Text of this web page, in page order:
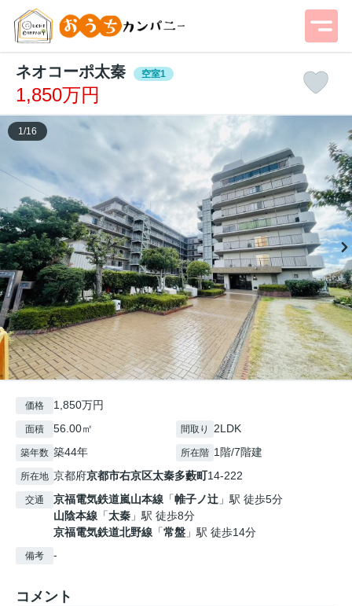
ネオコーポ太秦 空室1
1,850万円
1 /16
価格 1,850万円
面積 56.00㎡ 間取り 2LDK
築年数 築44年 所在階 1階/7階建
所在地 京都府京都市右京区太秦多藪町14-222
交通 京福電気鉄道嵐山本線 「帷子ノ辻 」駅 徒歩5分
山陰本線 「太秦 」駅 徒歩8分
京福電気鉄道北野線 「常盤 」駅 徒歩14分
備考 -
コメント